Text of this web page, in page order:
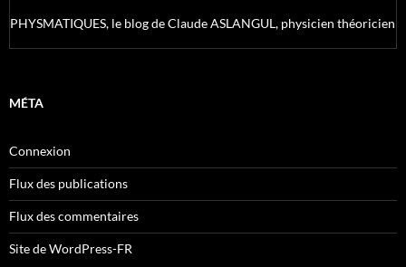
PHYSMATIQUES, le blog de Claude ASLANGUL, physicien théoricien
MÉTA
Connexion
Flux des publications
Flux des commentaires
Site de WordPress-FR